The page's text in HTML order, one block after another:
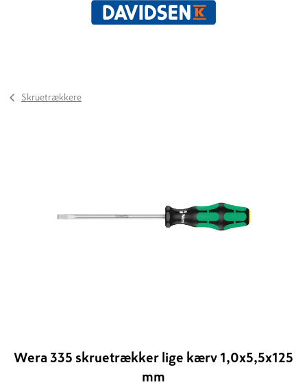
Skruetrækkere
Wera 335 skruetrækker lige kærv 1,0x5,5x125
mm